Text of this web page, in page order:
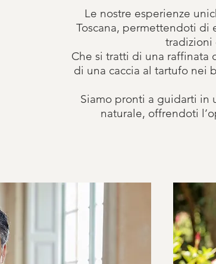
Le nostre esperienze
Toscana, permettendoti di
tradizioni
Che si tratti di una raffinata
di una caccia al tartufo nei
Siamo pronti a guidarti in
naturale, offrendoti